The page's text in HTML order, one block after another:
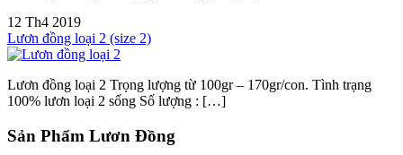
12 Th4 2019
Lươn đồng loại 2 (size 2)
Lươn đồng loại 2 Trọng lượng từ 100gr – 170gr/con. Tình trạng
100% lươn loại 2 sống Số lượng : […]
Sản Phẩm Lươn Đồng